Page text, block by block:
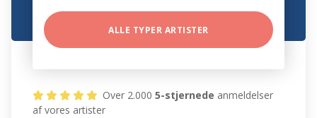
ALLE TYPER ARTISTER
Over 2.0005-stjernede anmeldelser
af vores artister